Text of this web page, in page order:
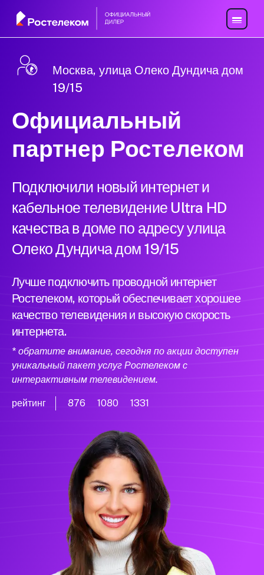
Москва, улица Олеко Дундича дом
19/15
Официальный
партнер Ростелеком
Подключили новый интернет и
кабельное телевидение Ultra HD
качества в доме по адресу улица
Олеко Дундича дом 19/15
Лучше подключить проводной интернет
Ростелеком, который обеспечивает хорошее
качество телевидения и высокую скорость
интернета.
* обратите внимание, сегодня по акции доступен
уникальный пакет услуг Ростелеком с
интерактивным телевидением.
рейтинг 876 1080 1331